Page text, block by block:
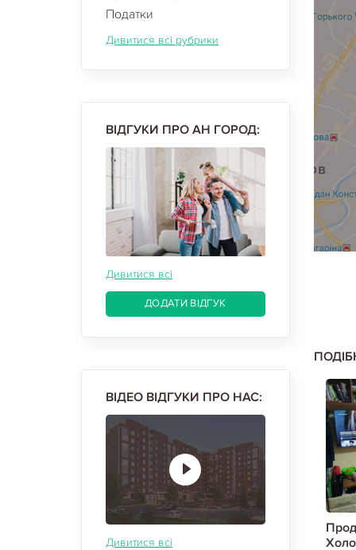
Податки
Дивитися всі рубрики
ВІДГУКИ ПРО АН ГОРОД:
Дивитися всі
ДОДАТИ ВІДГУК
ВІДЕО ВІДГУКИ ПРО НАС:
Дивитися всі
Продам гостинку, Холодная Гора,
Холодная Гора метро, Код: